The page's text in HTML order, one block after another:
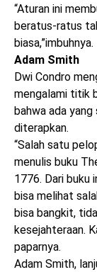
“Aturan ini
beratus-ratus
biasa,”imbuhnya.
Adam Smith
Dwi Condro
mengalami titik
bahwa ada
diterapkan.
“Salah satu
menulis buku
1776. Dari buku
bisa melihat
bisa bangkit,
kesejahteraan.
paparnya.
Adam Smith,